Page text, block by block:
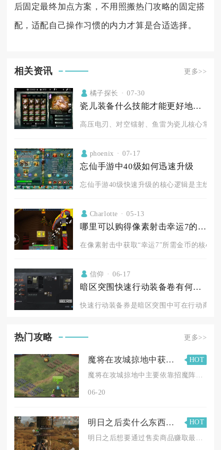
后固定最终加点方案，不用照搬热门攻略的固定搭
配，适配自己操作习惯的内力才算是合适选择。
相关资讯 更多>>
橘子探长 07-30
瓷儿装备什么技能才能更好地发挥影之刃2中的作用
高压电刃、对空镭射、鱼雷为瓷儿核心常驻
phoenix 07-17
忘仙手游中40级如何迅速升级
忘仙手游40级快速升级的核心逻辑是主线任
Charlotte 05-13
哪里可以购得像素射击幸运7的金币
在像素射击中获取“幸运7”所需金币的核心
信仰 06-17
暗区突围快速行动装备卷有何作用
快速行动装备券是暗区突围中可在行动商店
热门攻略 更多>>
魔将在攻城掠地中获得的方法是什么
HOT
魔将在攻城掠地中主要依靠招魔阵召唤、碎片祭坛合成、限时主题活...
06-20
明日之后卖什么东西能赚取最多金条
HOT